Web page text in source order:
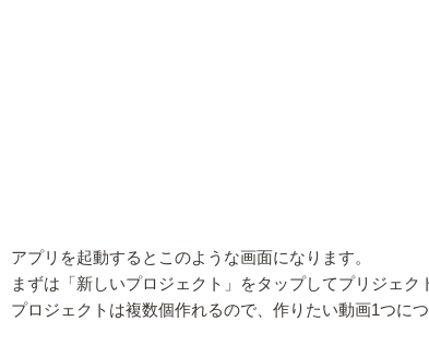
アプリを起動するとこのような画面になります。
まずは「新しいプロジェクト」をタップしてプリジェク
プロジェクトは複数個作れるので、作りたい動画1つに